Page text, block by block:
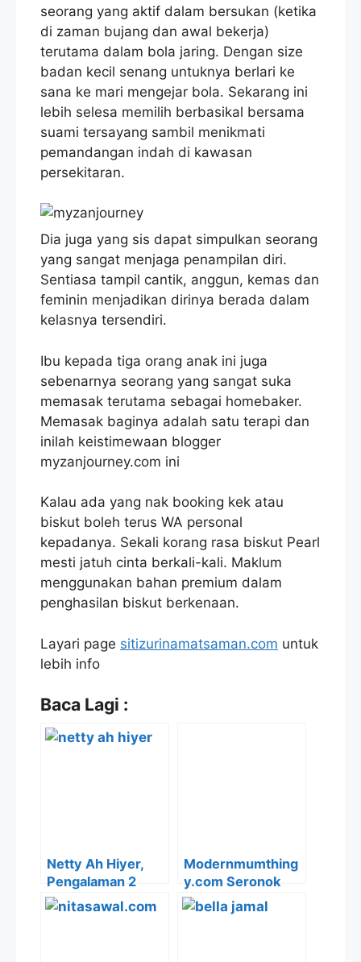
seorang yang aktif dalam bersukan (ketika
di zaman bujang dan awal bekerja)
terutama dalam bola jaring. Dengan size
badan kecil senang untuknya berlari ke
sana ke mari mengejar bola. Sekarang ini
lebih selesa memilih berbasikal bersama
suami tersayang sambil menikmati
pemandangan indah di kawasan
persekitaran.
Dia juga yang sis dapat simpulkan seorang
yang sangat menjaga penampilan diri.
Sentiasa tampil cantik, anggun, kemas dan
feminin menjadikan dirinya berada dalam
kelasnya tersendiri.
Ibu kepada tiga orang anak ini juga
sebenarnya seorang yang sangat suka
memasak terutama sebagai homebaker.
Memasak baginya adalah satu terapi dan
inilah keistimewaan blogger
myzanjourney.com ini
Kalau ada yang nak booking kek atau
biskut boleh terus WA personal
kepadanya. Sekali korang rasa biskut Pearl
mesti jatuh cinta berkali-kali. Maklum
menggunakan bahan premium dalam
penghasilan biskut berkenaan.
Layari page sitizurinamatsaman.com untuk
lebih info
Baca Lagi :
Netty Ah Hiyer,
Pengalaman 2
Dekad Dunia
Penulisan Bantu
Modernmumthing
y.com Seronok
Menulis Cara SEO,
Tekad Raih